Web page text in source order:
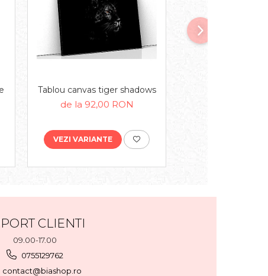
Tablou canvas tiger shadows
de la 92,00 RON
VEZI VARIANTE
CLIENTI
09.00-17.00
0755129762
contact@biashop.ro